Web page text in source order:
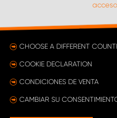
CHOOSE A DIFFERENT
COOKIE DECLARATION
CONDICIONES DE VENTA
CAMBIAR SU